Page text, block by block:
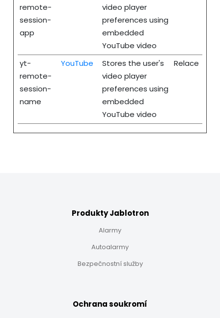
remote-
session-
app
video player
preferences using
embedded
YouTube video
yt-
remote-
session-
name
YouTube
Stores the user's
video player
preferences using
embedded
YouTube video
Relace
Produkty Jablotron
Alarmy
Autoalarmy
Bezpečnostní služby
Ochrana soukromí